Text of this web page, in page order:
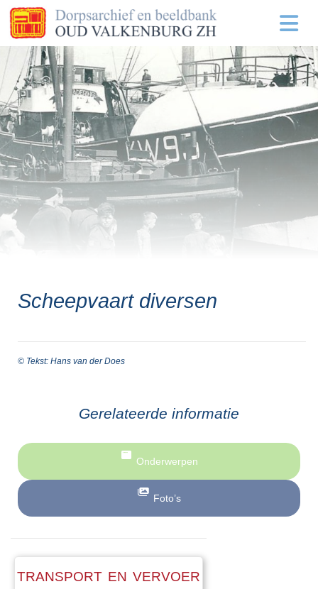
Scheepvaart diversen
© Tekst: Hans van der Does
Gerelateerde informatie
Onderwerpen
Foto’s
TRANSPORT EN VERVOER